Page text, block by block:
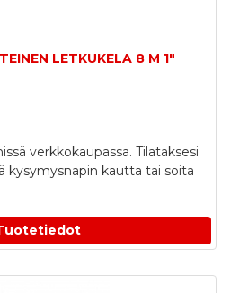
LETKUKELA 8 M 1"
verkkokaupassa. Tilataksesi
kautta tai soita